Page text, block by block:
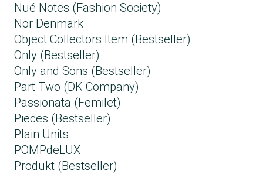
Nué Notes (Fashion Society)
Nör Denmark
Object Collectors Item (Bestseller)
Only (Bestseller)
Only and Sons (Bestseller)
Part Two (DK Company)
Passionata (Femilet)
Pieces (Bestseller)
Plain Units
POMPdeLUX
Produkt (Bestseller)